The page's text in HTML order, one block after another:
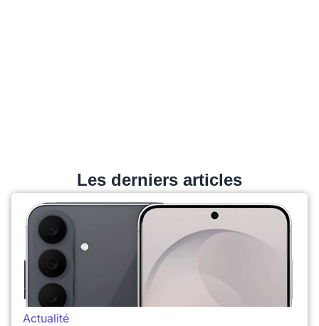
Les derniers articles
Actualité